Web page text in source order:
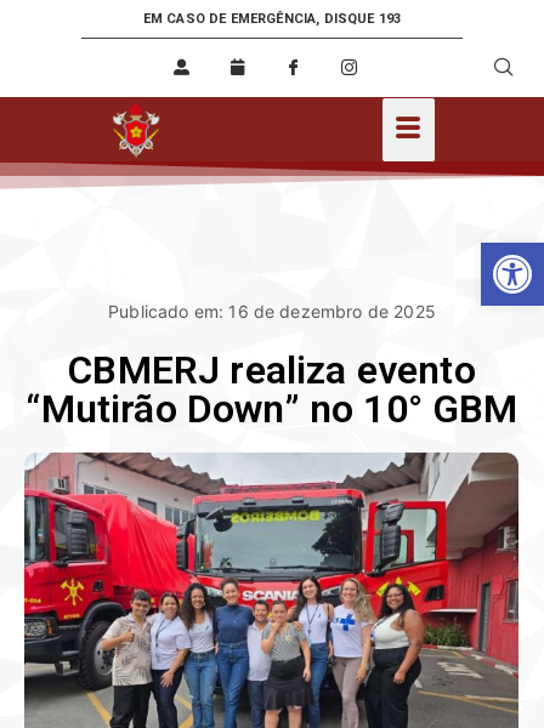
EM CASO DE EMERGÊNCIA, DISQUE 193
Publicado em: 16 de dezembro de 2025
CBMERJ realiza evento
“Mutirão Down” no 10° GBM